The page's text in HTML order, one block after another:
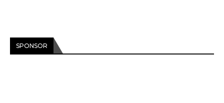
SPONSOR